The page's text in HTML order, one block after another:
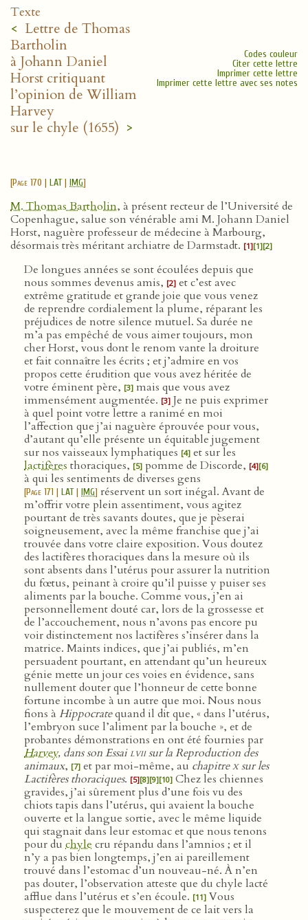
Texte
< Lettre de Thomas
Bartholin
à Johann Daniel
Horst critiquant
l’opinion de William
Harvey
sur le chyle (1655) >
Codes couleur
Citer cette lettre
Imprimer cette lettre
Imprimer cette lettre avec ses notes
[Page 170 | LAT| IMG]
M. Thomas Bartholin, à présent recteur de l’Université de
Copenhague, salue son vénérable ami M. Johann Daniel
Horst, naguère professeur de médecine à Marbourg,
désormais très méritant archiatre de Darmstadt. [1][1][2]
De longues années se sont écoulées depuis que
nous sommes devenus amis, [2] et c’est avec
extrême gratitude et grande joie que vous venez
de reprendre cordialement la plume, réparant les
préjudices de notre silence mutuel. Sa durée ne
m’a pas empêché de vous aimer toujours, mon
cher Horst, vous dont le renom vante la droiture
et fait connaître les écrits ; et j’admire en vos
propos cette érudition que vous avez héritée de
votre éminent père, [3] mais que vous avez
immensément augmentée. [3] Je ne puis exprimer
à quel point votre lettre a ranimé en moi
l’affection que j’ai naguère éprouvée pour vous,
d’autant qu’elle présente un équitable jugement
sur nos vaisseaux lymphatiques [4] et sur les
lactifères thoraciques, [5] pomme de Discorde, [4][6]
à qui les sentiments de diverses gens
[Page 171 | LAT| IMG] réservent un sort inégal. Avant de
m’offrir votre plein assentiment, vous agitez
pourtant de très savants doutes, que je pèserai
soigneusement, avec la même franchise que j’ai
trouvée dans votre claire exposition. Vous doutez
des lactifères thoraciques dans la mesure où ils
sont absents dans l’utérus pour assurer la nutrition
du fœtus, peinant à croire qu’il puisse y puiser ses
aliments par la bouche. Comme vous, j’en ai
personnellement douté car, lors de la grossesse et
de l’accouchement, nous n’avons pas encore pu
voir distinctement nos lactifères s’insérer dans la
matrice. Maints indices, que j’ai publiés, m’en
persuadent pourtant, en attendant qu’un heureux
génie mette un jour ces voies en évidence, sans
nullement douter que l’honneur de cette bonne
fortune incombe à un autre que moi. Nous nous
fions à Hippocratequand il dit que, « dans l’utérus,
l’embryon suce l’aliment par la bouche », et de
probantes démonstrations en ont été fournies par
Harvey, dans son Essailviisur la Reproduction des
animaux, [7] et par moi-même, au chapitrexsur les
Lactifères thoraciques. [5][8][9][10] Chez les chiennes
gravides, j’ai sûrement plus d’une fois vu des
chiots tapis dans l’utérus, qui avaient la bouche
ouverte et la langue sortie, avec le même liquide
qui stagnait dans leur estomac et que nous tenons
pour du chyle cru répandu dans l’amnios ; et il
n’y a pas bien longtemps, j’en ai pareillement
trouvé dans l’estomac d’un nouveau-né. À n’en
pas douter, l’observation atteste que du chyle lacté
afflue dans l’utérus et s’en écoule. [11] Vous
suspecterez que le mouvement de ce lait vers la